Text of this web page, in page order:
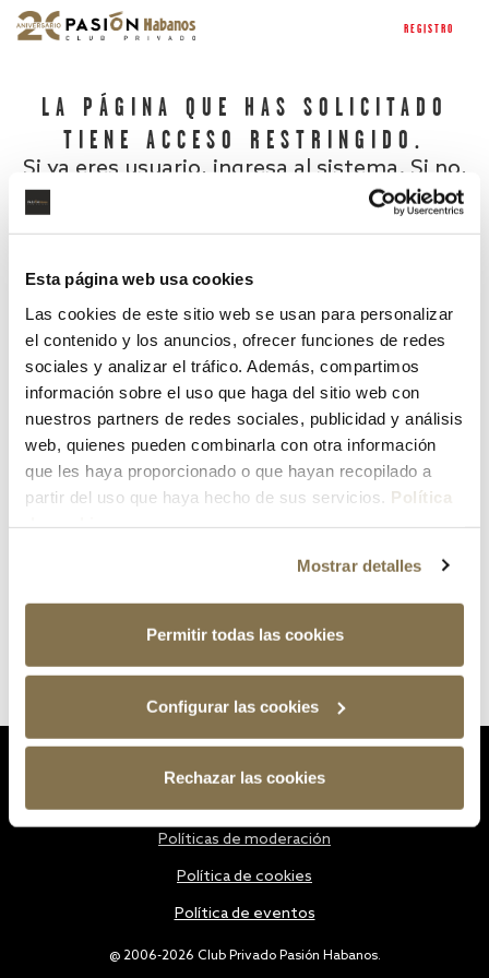
Esta página web usa cookies
Las cookies de este sitio web se usan para personalizar
el contenido y los anuncios, ofrecer funciones de redes
sociales y analizar el tráfico. Además, compartimos
información sobre el uso que haga del sitio web con
nuestros partners de redes sociales, publicidad y análisis
web, quienes pueden combinarla con otra información
que les haya proporcionado o que hayan recopilado a
partir del uso que haya hecho de sus servicios. Política
Mostrar detalles
Permitir todas las cookies
Configurar las cookies
Rechazar las cookies
REGISTRO
LA PÁGINA QUE HAS SOLICITADO
TIENE ACCESO RESTRINGIDO.
Si ya eres usuario, ingresa al sistema. Si no,
¿Has olvidado tu contraseña?
@ 2006-2026 Club Privado Pasión Habanos.
Políticas de moderación
Política de cookies
Política de eventos